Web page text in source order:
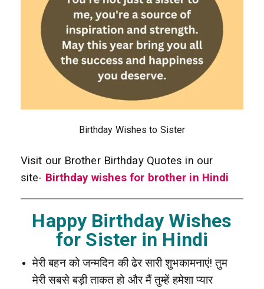
Birthday Wishes to Sister
Visit our Brother Birthday Quotes in our
site- Birthday wishes for brother in Hindi
Happy Birthday Wishes
for Sister in Hindi
मेरी बहन को जन्मदिन की ढेर सारी शुभकामनाएं! तुम
मेरी सबसे बड़ी ताकत हो और मैं तुम्हें हमेशा प्यार